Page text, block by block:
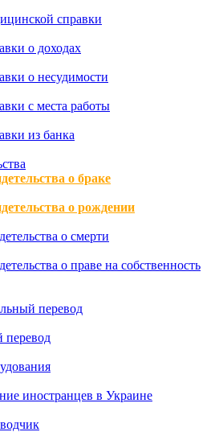
справки
о доходах
о несудимости
с места работы
из банка
о браке
о рождении
о смерти
о праве на собственность
перевод
иностранцев в Украине